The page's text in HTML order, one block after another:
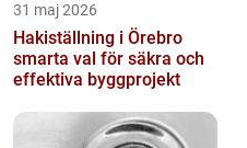
31 maj 2026
Hakiställning i Örebro
smarta val för säkra och
effektiva byggprojekt